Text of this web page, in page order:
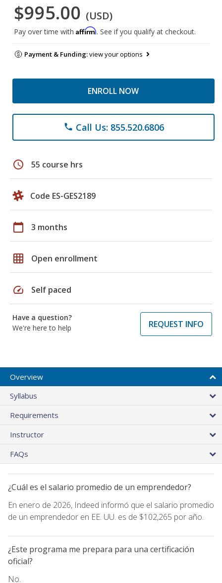
$995.00 (USD)
Pay over time with Affirm. See if you qualify at checkout.
Payment & Funding:view your options
ENROLL NOW
phone Call Us: 855.520.6806
schedule 55 course hrs
Code ES-GES2189
calendar_today 3 months
grid_on Open enrollment
speed Self paced
Have a question?
We're here to help
REQUEST INFO
Overview
Syllabus
Requirements
Instructor
FAQs
¿Cuál es el salario promedio de un emprendedor?
En enero de 2026, Indeed informó que el salario promedio
de un emprendedor en EE. UU. es de $102,265 por año.
¿Este programa me prepara para una certificación
oficial?
No.